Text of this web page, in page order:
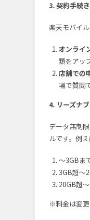
3. 契約手続
楽天モバイ
オンライ
類をアッ
店舗での
場で質問
4. リーズナ
データ無制
ルです。例
〜3GBま
3GB超〜
20GB超
※料金は変更